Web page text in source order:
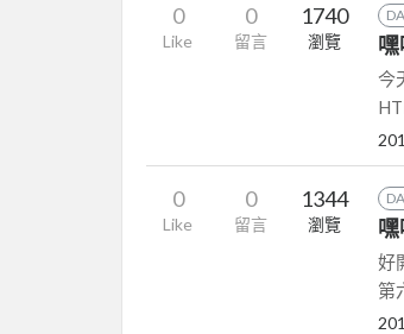
0
Like
0
留言
1740
瀏覽
今
0
Like
0
留言
1344
瀏覽
好
第